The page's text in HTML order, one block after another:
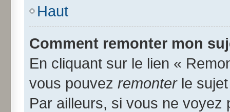
Haut
Comment remonter mon
En cliquant sur le lien «
vous pouvez remonterle sujet
Par ailleurs, si vous ne voyez